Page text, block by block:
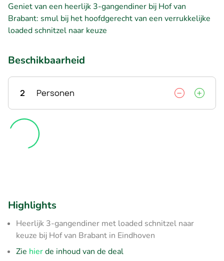
Geniet van een heerlijk 3-gangendiner bij Hof van
Brabant: smul bij het hoofdgerecht van een verrukkelijke
loaded schnitzel naar keuze
Beschikbaarheid
2 Personen
Highlights
Heerlijk 3-gangendiner met loaded schnitzel naar
keuze bij Hof van Brabant in Eindhoven
Zie hierde inhoud van de deal